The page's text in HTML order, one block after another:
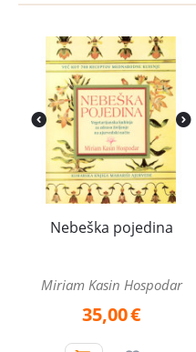
Nebeška pojedina
Miriam Kasin Hospodar
35,00€